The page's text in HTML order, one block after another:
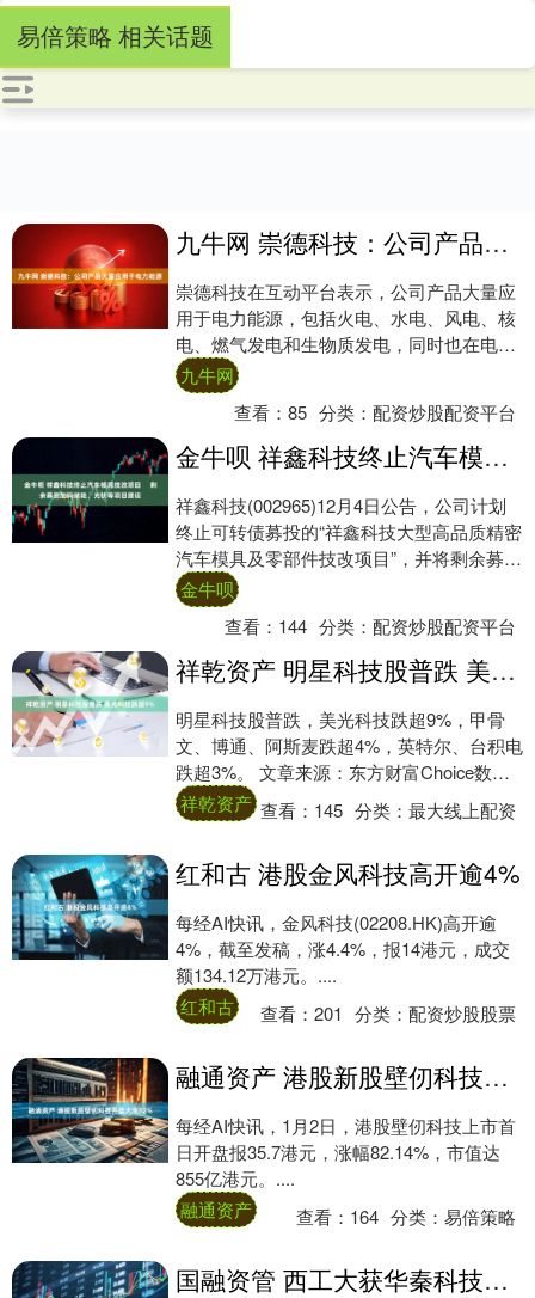
易倍策略 相关话题
九牛网 崇德科技：公司产品大量应用于电力能源
崇德科技在互动平台表示，公司产品大量应
用于电力能源，包括火电、水电、风电、核
电、燃气发电和生物质发电，同时也在电力
储能设备上应用。核电、火电受国家政策支
持，近年....
九牛网
查看：85 分类：配资炒股配资平台
金牛呗 祥鑫科技终止汽车模具技改项目 剩余募资加码储能、光伏等项目建设
祥鑫科技(002965)12月4日公告，公司计划
终止可转债募投的“祥鑫科技大型高品质精密
汽车模具及零部件技改项目”，并将剩余募集
资金用于建设储能、光伏逆变器及动....
金牛呗
查看： 144 分类：配资炒股配资平台
祥乾资产 明星科技股普跌 美光科技跌超9%
明星科技股普跌，美光科技跌超9%，甲骨
文、博通、阿斯麦跌超4%，英特尔、台积电
跌超3%。 文章来源：东方财富Choice数据
责任编辑：27 郑重声明：东方财富....
祥乾资产 查看： 145 分类：最大线上配资
红和古 港股金风科技高开逾4%
每经AI快讯，金风科技(02208.HK)高开逾
4%，截至发稿，涨4.4%，报14港元，成交
额134.12万港元。....
红和古
查看：201 分类：配资炒股股票
融通资产 港股新股壁仞科技开盘大涨82%
每经AI快讯，1月2日，港股壁仞科技上市首
日开盘报35.7港元，涨幅82.14%，市值达
855亿港元。....
融通资产
查看： 164 分类：易倍策略
国融资管 西工大获华秦科技捐赠1亿元